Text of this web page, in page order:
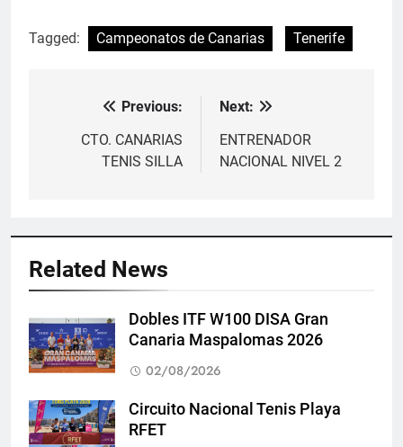
Tagged: Campeonatos de Canarias Tenerife
Navegación
Previous:
CTO. CANARIAS
TENIS SILLA
Next:
ENTRENADOR
NACIONAL NIVEL 2
Related News
Dobles ITF W100 DISA Gran
Canaria Maspalomas 2026
02/08/2026
Circuito Nacional Tenis Playa
RFET